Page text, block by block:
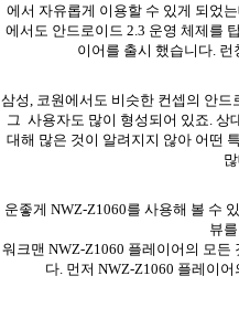
에서 자유롭게 이용할 수 있게 되었
에서도 안드로이드 2.3 운영 체제를
이어를 출시 했습니다.
삼성, 코원에서도 비슷한 컨셉의 안
그 사용자도 많이 형성되어 있죠. 상
대해 많은 것이 알려지지 않아 어떤
운좋게 NWZ-Z1060를 사용해 볼 수
뷰
워크맨 NWZ-Z1060 플레이어의 모든
다. 먼저 NWZ-Z1060 플레이